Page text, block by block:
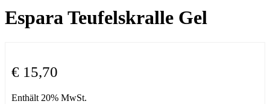
Espara Teufelskralle Gel
€ 15,70
Enthält 20% MwSt.